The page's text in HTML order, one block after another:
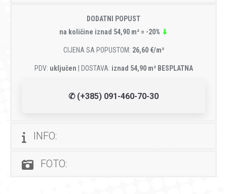
DODATNI POPUST
na količine iznad 54,90 m² = -20% ⇓
CIJENA SA POPUSTOM: 26,60 €/m²
PDV: uključen | DOSTAVA: iznad 54,90 m² BESPLATNA
✆ (+385) 091-460-70-30
INFO:
FOTO: